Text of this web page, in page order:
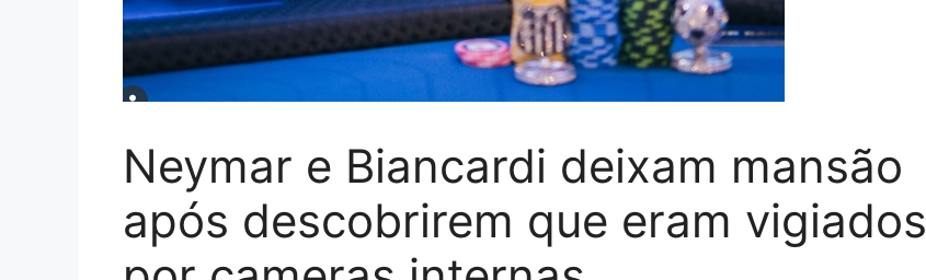
Neymar e Biancardi deixam mansão
após descobrirem que eram vigiados